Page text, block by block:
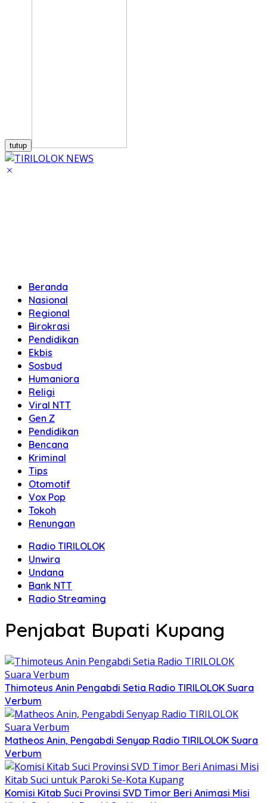
tutup
Beranda
Nasional
Regional
Birokrasi
Pendidikan
Ekbis
Sosbud
Humaniora
Religi
Viral NTT
Gen Z
Pendidikan
Bencana
Kriminal
Tips
Otomotif
Vox Pop
Tokoh
Renungan
Radio TIRILOLOK
Unwira
Undana
Bank NTT
Radio Streaming
Penjabat Bupati Kupang
Thimoteus Anin Pengabdi Setia Radio TIRILOLOK Suara
Verbum
Matheos Anin, Pengabdi Senyap Radio TIRILOLOK Suara
Verbum
Komisi Kitab Suci Provinsi SVD Timor Beri Animasi Misi